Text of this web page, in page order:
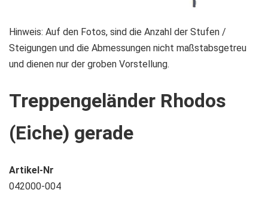
Zum
Anfang
der
springen
Hinweis: Auf den Fotos, sind die Anzahl der Stufen /
Steigungen und die Abmessungen nicht maßstabsgetreu
und dienen nur der groben Vorstellung.
Treppengeländer Rhodos
(Eiche) gerade
Artikel-Nr
042000-004